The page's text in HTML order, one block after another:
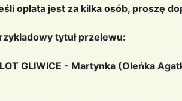
opłata jest za kilka osób, proszę
tytuł przelewu:
GLIWICE - Martynka (Oleńka